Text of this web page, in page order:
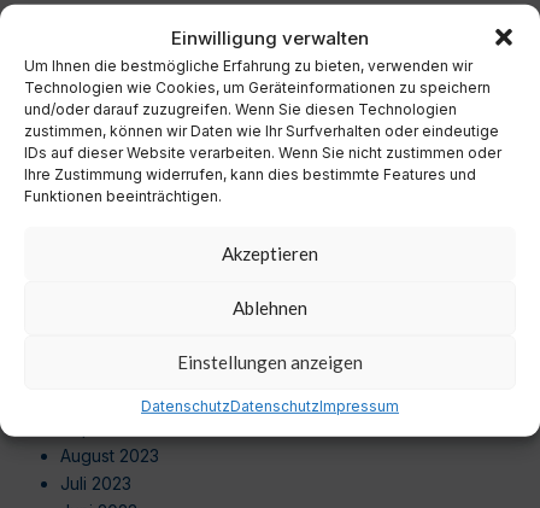
Einwilligung verwalten
Um Ihnen die bestmögliche Erfahrung zu bieten, verwenden wir
Technologien wie Cookies, um Geräteinformationen zu speichern
und/oder darauf zuzugreifen. Wenn Sie diesen Technologien
zustimmen, können wir Daten wie Ihr Surfverhalten oder eindeutige
IDs auf dieser Website verarbeiten. Wenn Sie nicht zustimmen oder
Ihre Zustimmung widerrufen, kann dies bestimmte Features und
Funktionen beeinträchtigen.
Akzeptieren
Ablehnen
Einstellungen anzeigen
DatenschutzDatenschutzImpressum
Dezember 2024
November 2024
Oktober 2024
September 2024
August 2024
Juli 2024
Juni 2024
Mai 2024
November 2023
Oktober 2023
August 2023
Juli 2023